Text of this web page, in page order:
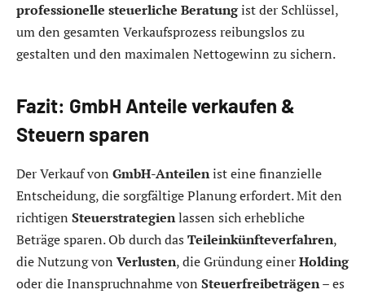
professionelle steuerliche Beratungist der Schlüssel,
um den gesamten Verkaufsprozess reibungslos zu
gestalten und den maximalen Nettogewinn zu sichern.
Fazit: GmbH Anteile verkaufen &
Steuern sparen
Der Verkauf von GmbH-Anteilenist eine finanzielle
Entscheidung, die sorgfältige Planung erfordert. Mit den
richtigen Steuerstrategienlassen sich erhebliche
Beträge sparen. Ob durch das Teileinkünfteverfahren,
die Nutzung von Verlusten, die Gründung einerHolding
oder die Inanspruchnahme von Steuerfreibeträgen– es